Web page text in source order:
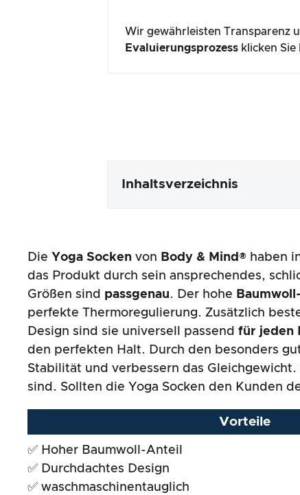
Wir gewährleisten Transparenz
Evaluierungsprozess klicken Sie
Inhaltsverzeichnis
Produktverarbeitung &
Der Praxistest
Preis-/ Leistungsverhältnis
Gesamtergebnis
Die Yoga Socken von Body & Mind® haben
das Produkt durch sein ansprechendes,
Größen sind passgenau. Der hohe
perfekte Thermoregulierung. Zusätzlich
Design sind sie universell passend für jeden
den perfekten Halt. Durch den besonders
Stabilität und verbessern das
sind. Sollten die Yoga Socken den Kunden
Vorteile
✅ Hoher Baumwoll-Anteil
✅ Durchdachtes Design
✅ waschmaschinentauglich